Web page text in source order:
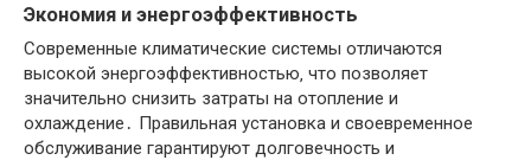
Экономия и энергоэффективность
Современные климатические системы отличаются
высокой энергоэффективностью‚ что позволяет
значительно снизить затраты на отопление и
охлаждение․ Правильная установка и своевременное
обслуживание гарантируют долговечность и